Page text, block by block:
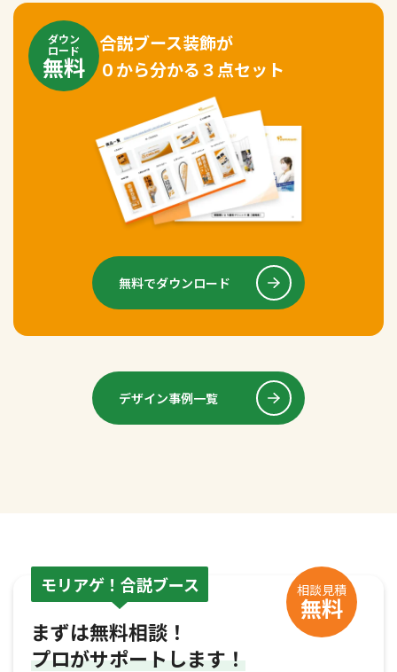
ダウン
ロード
無料
合説ブース装飾が
０から分かる３点セット
無料でダウンロード
デザイン事例一覧
モリアゲ！合説ブース 相談見積
無料
まずは無料相談！
プロがサポートします！